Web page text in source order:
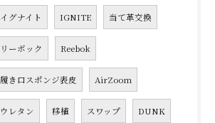
イグナイト IGNITE 当て革交換
リーボック Reebok
履き口スポンジ表皮 AirZoom
ウレタン 移植 スワップ DUNK